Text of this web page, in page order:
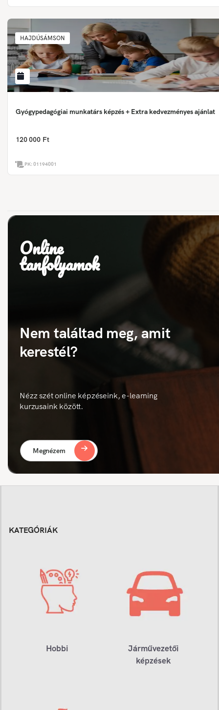
HAJDÚSÁMSON
Gyógypedagógiai munkatárs képzés + Extra kedvezményes ajánlat
120 000 Ft
PK:01194001
Online
tanfolyamok
Nem találtad meg, amit
kerestél?
Nézz szét online képzéseink, e-learning
kurzusaink között.
Megnézem
KATEGÓRIÁK
Hobbi
Járművezetői
képzések